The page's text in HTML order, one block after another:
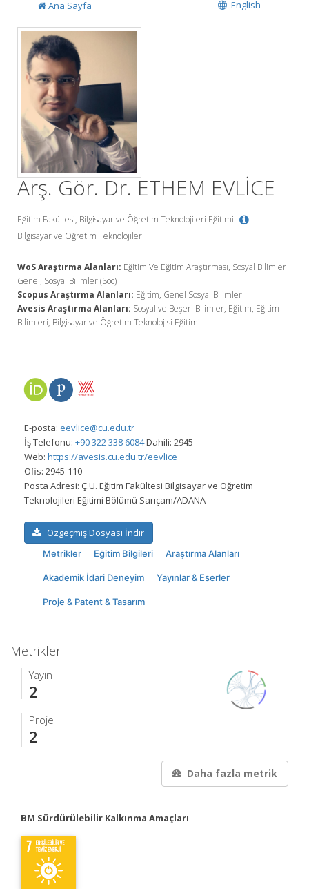
English
Ana Sayfa
Arş. Gör. Dr. ETHEM EVLİCE
Eğitim Fakültesi, Bilgisayar ve Öğretim Teknolojileri Eğitimi
Bilgisayar ve Öğretim Teknolojileri
WoS Araştırma Alanları: Eğitim Ve Eğitim Araştırması, Sosyal Bilimler
Genel, Sosyal Bilimler (Soc)
Scopus Araştırma Alanları: Eğitim, Genel Sosyal Bilimler
Avesis Araştırma Alanları: Sosyal ve Beşeri Bilimler, Eğitim, Eğitim
Bilimleri, Bilgisayar ve Öğretim Teknolojisi Eğitimi
E-posta: eevlice@cu.edu.tr
İş Telefonu: +90 322 338 6084Dahili: 2945
Web: https://avesis.cu.edu.tr/eevlice
Ofis: 2945-110
Posta Adresi: Ç.Ü. Eğitim Fakültesi Bilgisayar ve Öğretim
Teknolojileri Eğitimi Bölümü Sarıçam/ADANA
Özgeçmiş Dosyası İndir
Metrikler Eğitim Bilgileri Araştırma Alanları
Akademik İdari Deneyim Yayınlar & Eserler
Proje & Patent & Tasarım
Metrikler
Yayın
2
Proje
2
Daha fazla metrik
BM Sürdürülebilir Kalkınma Amaçları